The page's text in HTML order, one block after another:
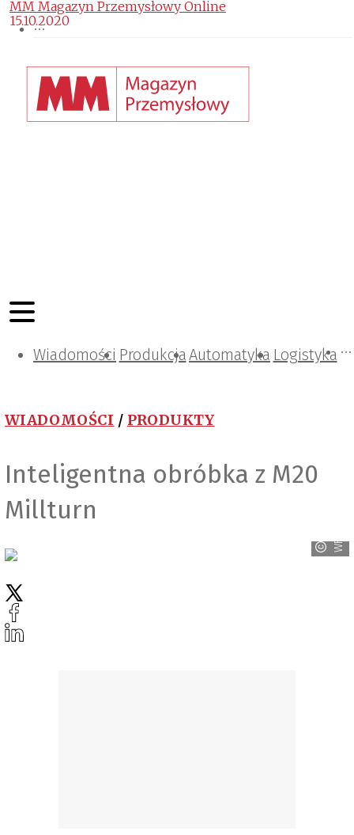
Wiadomości ProdukcjaAutomatyka Logistyka
Projektowanie i konstrukcje
Zarządzanie i IT
Tematy specjalne
WIADOMOŚCI / PRODUKTY
Inteligentna obróbka z M20
Millturn
WFL
MM Magazyn Przemysłowy Online
15.10.2020